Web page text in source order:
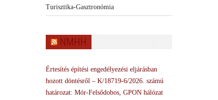
Turisztika-Gasztronómia
NMHH
Értesítés építési engedélyezési eljárásban
hozott döntésről – K/18719-6/2026. számú
határozat: Mór-Felsődobos, GPON hálózat